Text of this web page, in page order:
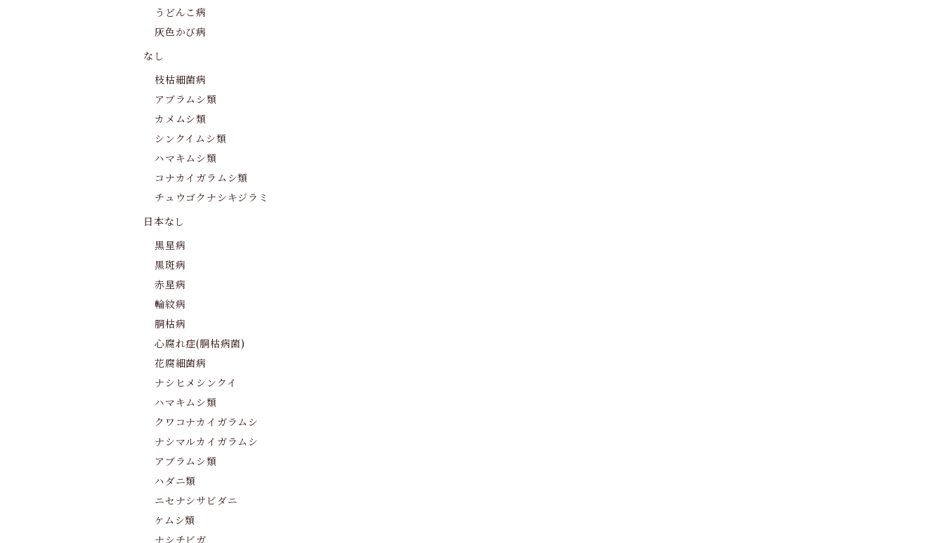
うどんこ病
灰色かび病
なし
枝枯細菌病
アブラムシ類
カメムシ類
シンクイムシ類
ハマキムシ類
コナカイガラムシ類
チュウゴクナシキジラミ
日本なし
黒星病
黒斑病
赤星病
輪紋病
胴枯病
心腐れ症(胴枯病菌)
花腐細菌病
ナシヒメシンクイ
ハマキムシ類
クワコナカイガラムシ
ナシマルカイガラムシ
アブラムシ類
ハダニ類
ニセナシサビダニ
ケムシ類
ナシチビガ